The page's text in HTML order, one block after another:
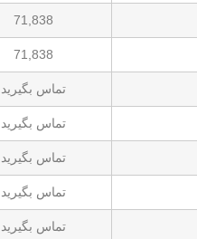
71,838
71,838
تماس بگیرید
تماس بگیرید
تماس بگیرید
تماس بگیرید
تماس بگیرید